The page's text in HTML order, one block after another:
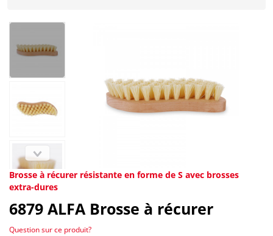
Brosse à récurer résistante en forme de S avec brosses
extra-dures
6879 ALFA Brosse à récurer
Question sur ce produit?